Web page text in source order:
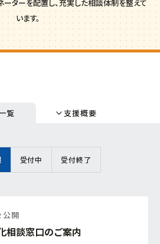
開発したい
たい
急支援 財産処分
ターを配置し、充実した相談体制を整えて
います。
覧 支援概要
受付中 受付終了
公開
相談窓口のご案内